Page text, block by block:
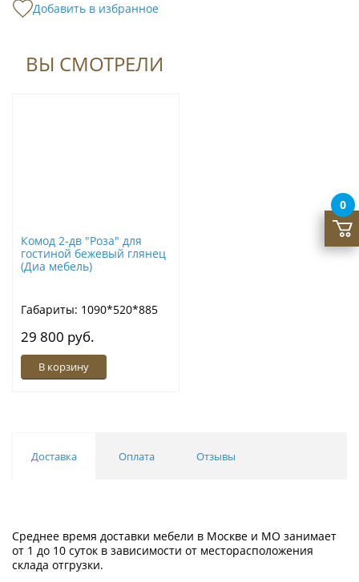
Добавить в избранное
ВЫ СМОТРЕЛИ
Комод 2-дв "Роза" для
гостиной бежевый глянец
(Диа мебель)
Габариты: 1090*520*885
29 800 руб.
В корзину
Доставка Оплата Отзывы
Среднее время доставки мебели в Москве и МО занимает
от 1 до 10 суток в зависимости от месторасположения
склада отгрузки.
0